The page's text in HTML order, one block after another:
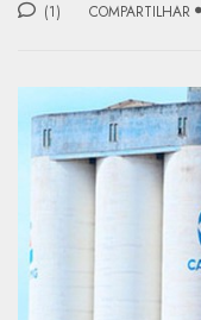
(1) COMPARTILHAR